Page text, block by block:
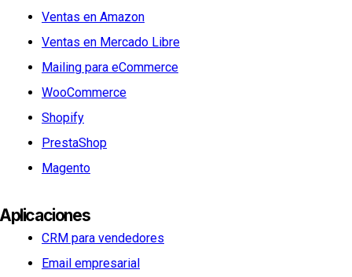
Ventas en Amazon
Ventas en Mercado Libre
Mailing para eCommerce
WooCommerce
Shopify
PrestaShop
Magento
Aplicaciones
CRM para vendedores
Email empresarial